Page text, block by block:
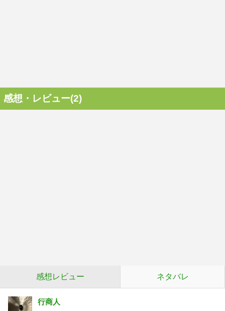
感想・レビュー(2)
感想レビュー ネタバレ
行商人